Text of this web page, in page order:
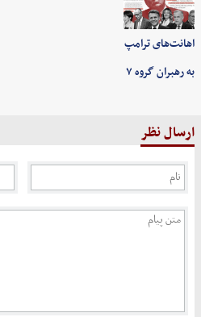
اهانت‌های ترامپ
به رهبران گروه ۷
ارسال نظر